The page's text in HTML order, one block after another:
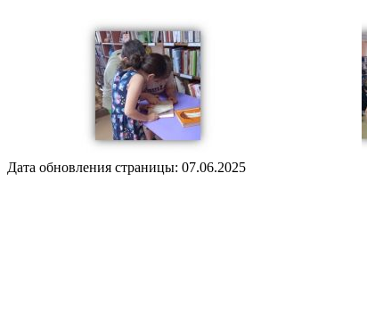
Дата обновления страницы: 07.06.2025